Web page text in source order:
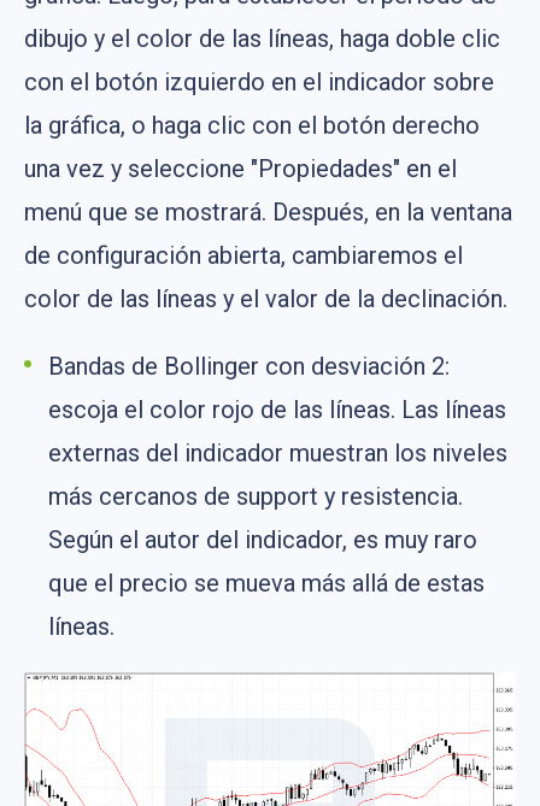
dibujo y el color de las líneas, haga doble clic
con el botón izquierdo en el indicador sobre
la gráfica, o haga clic con el botón derecho
una vez y seleccione "Propiedades" en el
menú que se mostrará. Después, en la ventana
de configuración abierta, cambiaremos el
color de las líneas y el valor de la declinación.
Bandas de Bollinger con desviación 2:
escoja el color rojo de las líneas. Las líneas
externas del indicador muestran los niveles
más cercanos de support y resistencia.
Según el autor del indicador, es muy raro
que el precio se mueva más allá de estas
líneas.